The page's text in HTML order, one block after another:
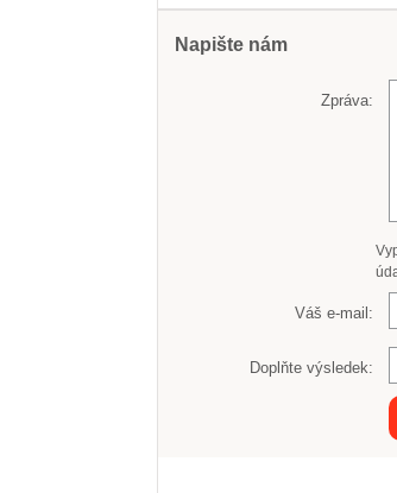
Napište nám
Zpráva:
Váš e-mail:
Doplňte výsledek: